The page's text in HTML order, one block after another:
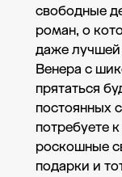
свободные
роман, о
даже лучшей
Венера с
прятаться
постоянных
потребуете
роскошные
подарки и